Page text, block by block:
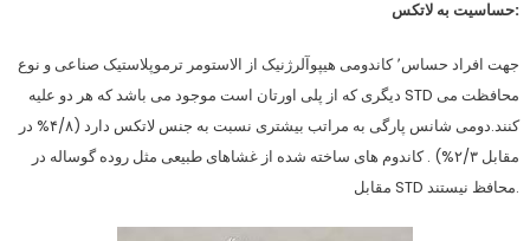
حساسیت به لاتکس:
جهت افراد حساس٬ کاندومی هیپوآلرژنیک از الاستومر ترموپلاستیک صناعی و نوع
دیگری که از پلی اورتان است موجود می باشد که هر دو علیه STD محافظت می
کنند.دومی شانس پارگی به مراتب بیشتری نسبت به جنس لاتکس دارد (۴/۸% در
مقابل ۲/۳%) . کاندوم های ساخته شده از غشاهای طبیعی مثل روده گوساله در
مقابل STD محافظ نیستند.